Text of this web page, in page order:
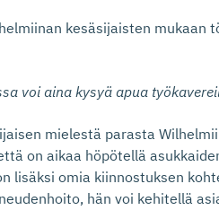
kesäsijaisten mukaan
voi aina kysyä apua
mielestä parasta
on aikaa höpötellä
lisäksi omia kiinnostuksen
hän voi kehitellä